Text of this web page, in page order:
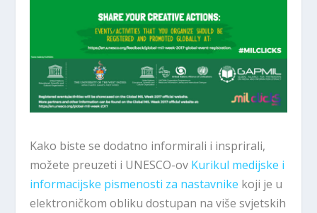
Kako biste se dodatno informirali i insprirali,
možete preuzeti i UNESCO-ov Kurikul medijske i
informacijske pismenosti za nastavnike koji je u
elektroničkom obliku dostupan na više svjetskih